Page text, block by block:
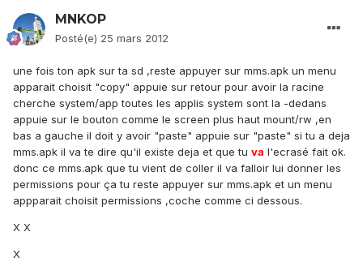
MNKOP
Posté(e) 25 mars 2012
une fois ton apk sur ta sd ,reste appuyer sur mms.apk un menu
apparait choisit "copy" appuie sur retour pour avoir la racine
cherche system/app toutes les applis system sont la -dedans
appuie sur le bouton comme le screen plus haut mount/rw ,en
bas a gauche il doit y avoir "paste" appuie sur "paste" si tu a deja
mms.apk il va te dire qu'il existe deja et que tu va l'ecrasé fait ok.
donc ce mms.apk que tu vient de coller il va falloir lui donner les
permissions pour ça tu reste appuyer sur mms.apk et un menu
appparait choisit permissions ,coche comme ci dessous.
X X
X